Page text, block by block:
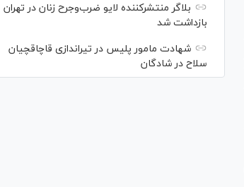
بلاگر منتشرکننده لایو ضرب‌وجرح زنان در تهران
بازداشت شد
شهادت مامور پلیس در تیراندازی قاچاقچیان
سلاح در شادگان